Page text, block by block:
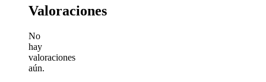
Valoraciones
No
hay
valoraciones
aún.